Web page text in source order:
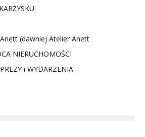
(dawniej Atelier Anett
NIERUCHOMOŚCI
i WYDARZENIA